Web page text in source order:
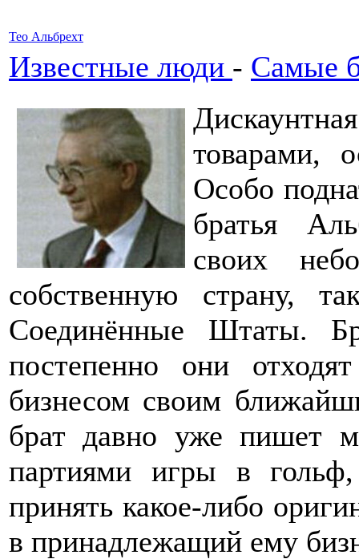
Тео Альбрехт
Известные люди - Самые
товарами,
Особо
братья
своих
собственную страну,
Соединённые Штаты.
постепенно они
бизнесом своим
брат давно уже пишет
партиями игры в
принять какое-либо
в принадлежащий ему